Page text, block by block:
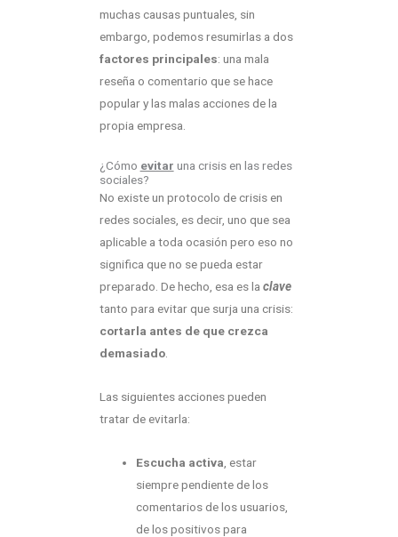
muchas causas puntuales, sin
embargo, podemos resumirlas a dos
factores principales: una mala
reseña o comentario que se hace
popular y las malas acciones de la
propia empresa.
¿Cómo evitar una crisis en las redes
sociales?
No existe un protocolo de crisis en
redes sociales, es decir, uno que sea
aplicable a toda ocasión pero eso no
significa que no se pueda estar
preparado. De hecho, esa es la clave
tanto para evitar que surja una crisis:
cortarla antes de que crezca
demasiado.
Las siguientes acciones pueden
tratar de evitarla:
Escucha activa , estar
siempre pendiente de los
comentarios de los usuarios,
de los positivos para